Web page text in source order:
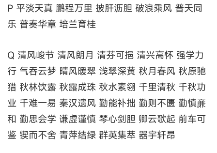
P 平淡天真 鹏程万里 披肝沥胆 破浪乘风 普天同
乐 普奏华章 培兰育桂
Q 清风峻节 清风朗月 清芬可挹 清兴高怀 强学力
行 气吞云梦 晴风暖翠 浅翠深黄 秋月春风 秋原驰
猎 秋林饮露 秋露成珠 秋水素翎 千里清秋 千秋功
业 千难一易 秦汉遗风 勤能补拙 勤则不匮 勤慎亷
和 勤思会学 谦虚谨慎 琴心剑胆 卿云歌起 前车可
鉴 锲而不舍 青萍结绿 群英集萃 器宇轩昂